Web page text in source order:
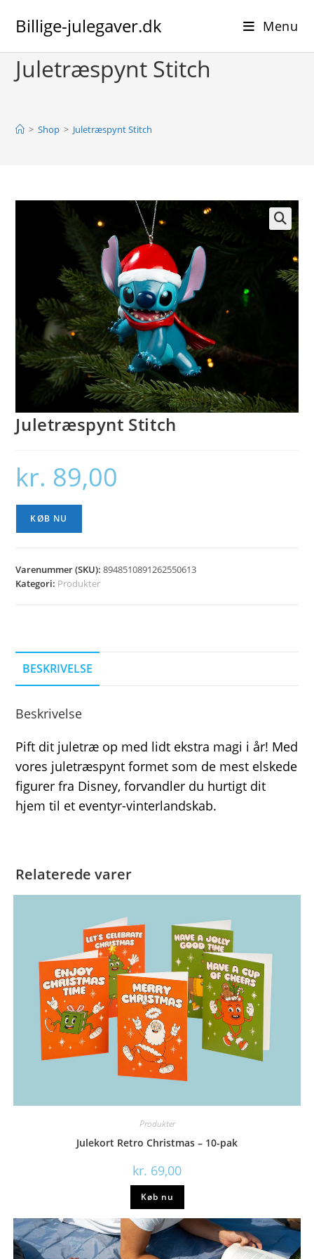
Billige-julegaver.dk Menu
Juletræspynt Stitch
> Shop > Juletræspynt Stitch
Juletræspynt Stitch
kr. 89,00
KØB NU
Varenummer (SKU):8948510891262550613
Kategori: Produkter
BESKRIVELSE
Beskrivelse
Pift dit juletræ op med lidt ekstra magi i år! Med
vores juletræspynt formet som de mest elskede
figurer fra Disney, forvandler du hurtigt dit
hjem til et eventyr-vinterlandskab.
Relaterede varer
Produkter
Julekort Retro Christmas – 10-pak
kr. 69,00
Køb nu